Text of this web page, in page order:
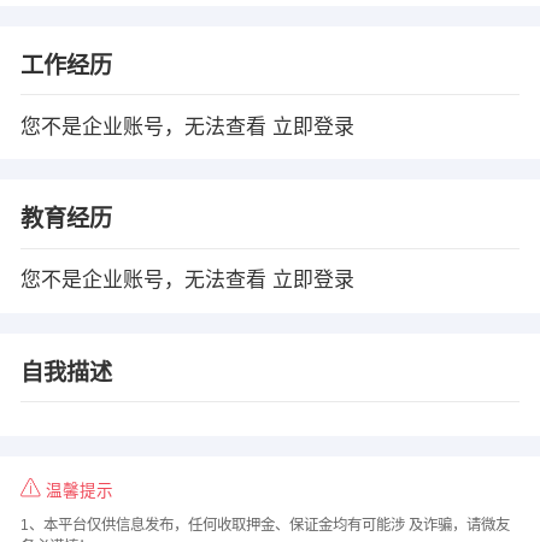
工作经历
您不是企业账号，无法查看 立即登录
教育经历
您不是企业账号，无法查看 立即登录
自我描述
温馨提示
1、本平台仅供信息发布，任何收取押金、保证金均有可能涉 及诈骗，请微友